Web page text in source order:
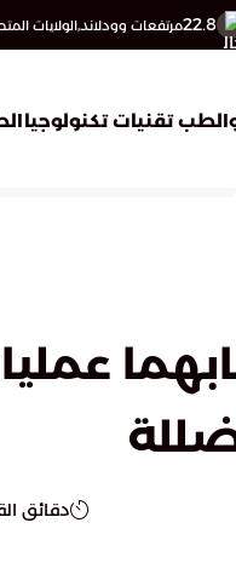
22.8مرتفعات وودلاند,الولايات
تقنيات تكنولوجيا
دقائق